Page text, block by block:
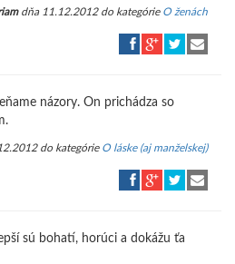
dňa 11.12.2012 do kategórie O ženách
názory. On prichádza so
do kategórie O láske (aj manželskej)
sú bohatí, horúci a dokážu ťa